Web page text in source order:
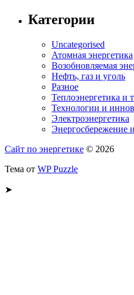
Категории
Uncategorised
Атомная энергетика
Возобновляемая
Нефть, газ и уголь
Разное
Теплоэнергетика и
Технологии и
Электроэнергетика
Энергосбережение
Сайт по энергетике © 2026
Тема от WP Puzzle
➤